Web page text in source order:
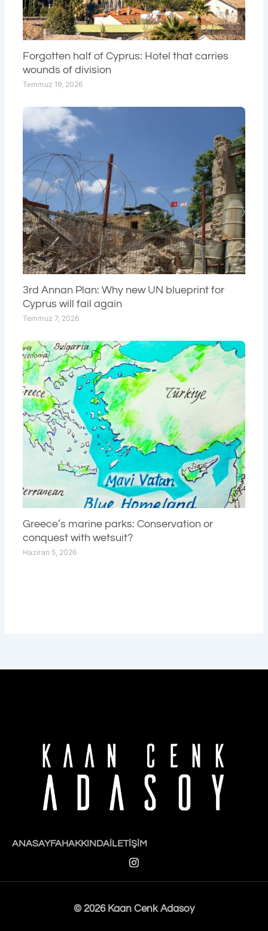
Forgotten half of Cyprus: Hotel that carries
wounds of division
Temmuz 19, 2026
3rd Annan Plan: Why new UN blueprint for
Cyprus will fail again
Temmuz 7, 2026
Greece’s marine parks: Conservation or
conquest with wetsuit?
Haziran 5, 2026
ANASAYFAHAKKINDAİLETIŞIM
I
n
g
© 2026 Kaan Cenk Adasoy